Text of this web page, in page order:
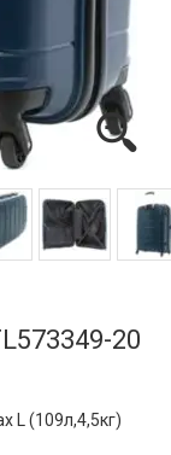
20
L (109л,4,5кг)